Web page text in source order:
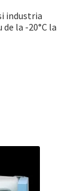
industria
la -20°C la